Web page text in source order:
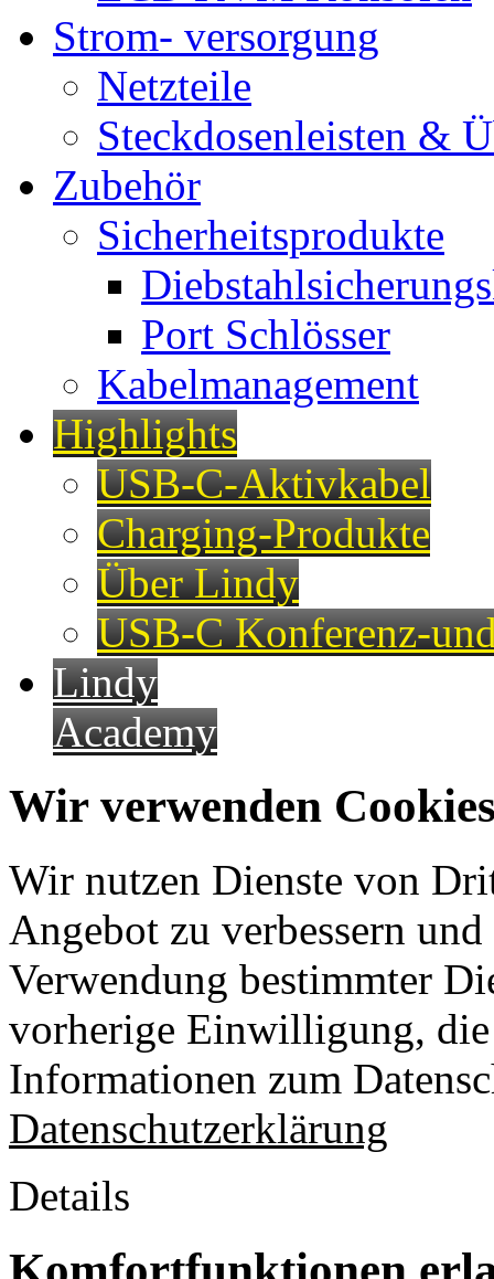
Strom- versorgung
Netzteile
Steckdosenleisten &
Zubehör
Sicherheitsprodukte
Port Schlösser
Kabelmanagement
Highlights
USB-C-Aktivkabel
Charging-Produkte
Über Lindy
USB-C Konferenz-
Lindy
Academy
Wir verwenden
Wir nutzen Dienste von
Angebot zu verbessern
Verwendung bestimmter
vorherige Einwilligung,
Informationen zum
Datenschutzerklärung
Details